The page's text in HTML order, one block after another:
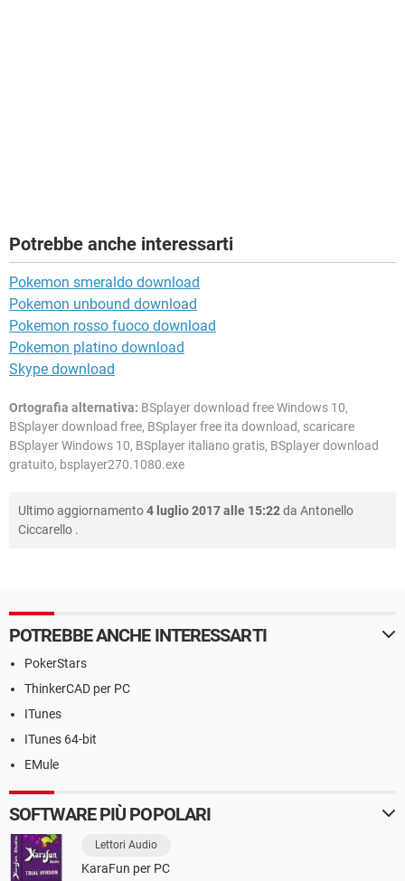
Potrebbe anche interessarti
Pokemon smeraldo download
Pokemon unbound download
Pokemon rosso fuoco download
Pokemon platino download
Skype download
Ortografia alternativa: BSplayer download free Windows 10,
BSplayer download free, BSplayer free ita download, scaricare
BSplayer Windows 10, BSplayer italiano gratis, BSplayer download
gratuito, bsplayer270.1080.exe
Ultimo aggiornamento4 luglio 2017 alle 15:22da Antonello
Ciccarello .
POTREBBE ANCHE INTERESSARTI
PokerStars
ThinkerCAD per PC
ITunes
ITunes 64-bit
EMule
SOFTWARE PIÙ POPOLARI
Lettori Audio
KaraFun per PC